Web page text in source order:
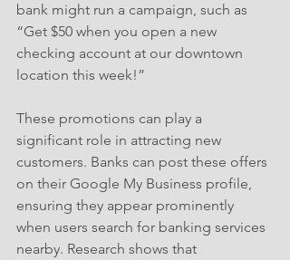
bank might run a campaign, such as
“Get $50 when you open a new
checking account at our downtown
location this week!”
These promotions can play a
significant role in attracting new
customers. Banks can post these offers
on their Google My Business profile,
ensuring they appear prominently
when users search for banking services
nearby. Research shows that